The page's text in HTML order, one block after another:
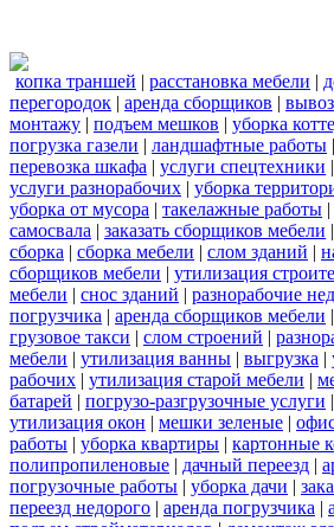
копка траншей | расстановка мебели |
перегородок | аренда сборщиков |
монтажу | подъем мешков | уборка
погрузка газели | ландшафтные работы |
перевозка шкафа | услуги спецтехники |
услуги разнорабочих | уборка
уборка от мусора | такелажные работы |
самосвала | заказать сборщиков мебели |
сборка | сборка мебели | слом зданий |
сборщиков мебели | утилизация
мебели | снос зданий | разнорабочие
погрузчика | аренда сборщиков мебели |
грузовое такси | слом строений |
мебели | утилизация ванны | выгрузка |
рабочих | утилизация старой мебели |
батарей | погрузо-разгрузочные услуги |
утилизация окон | мешки зеленые |
работы | уборка квартиры | картонные
полипропиленовые | дачный переезд |
погрузочные работы | уборка дачи |
переезд недорого | аренда погрузчика |